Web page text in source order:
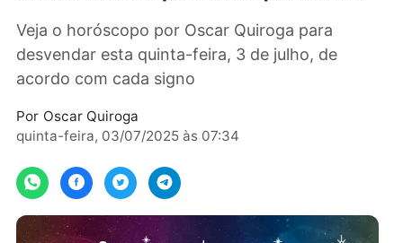
Veja o horóscopo por Oscar Quiroga para
desvendar esta quinta-feira, 3 de julho, de
acordo com cada signo
quinta-feira, 03/07/2025 às 07:34